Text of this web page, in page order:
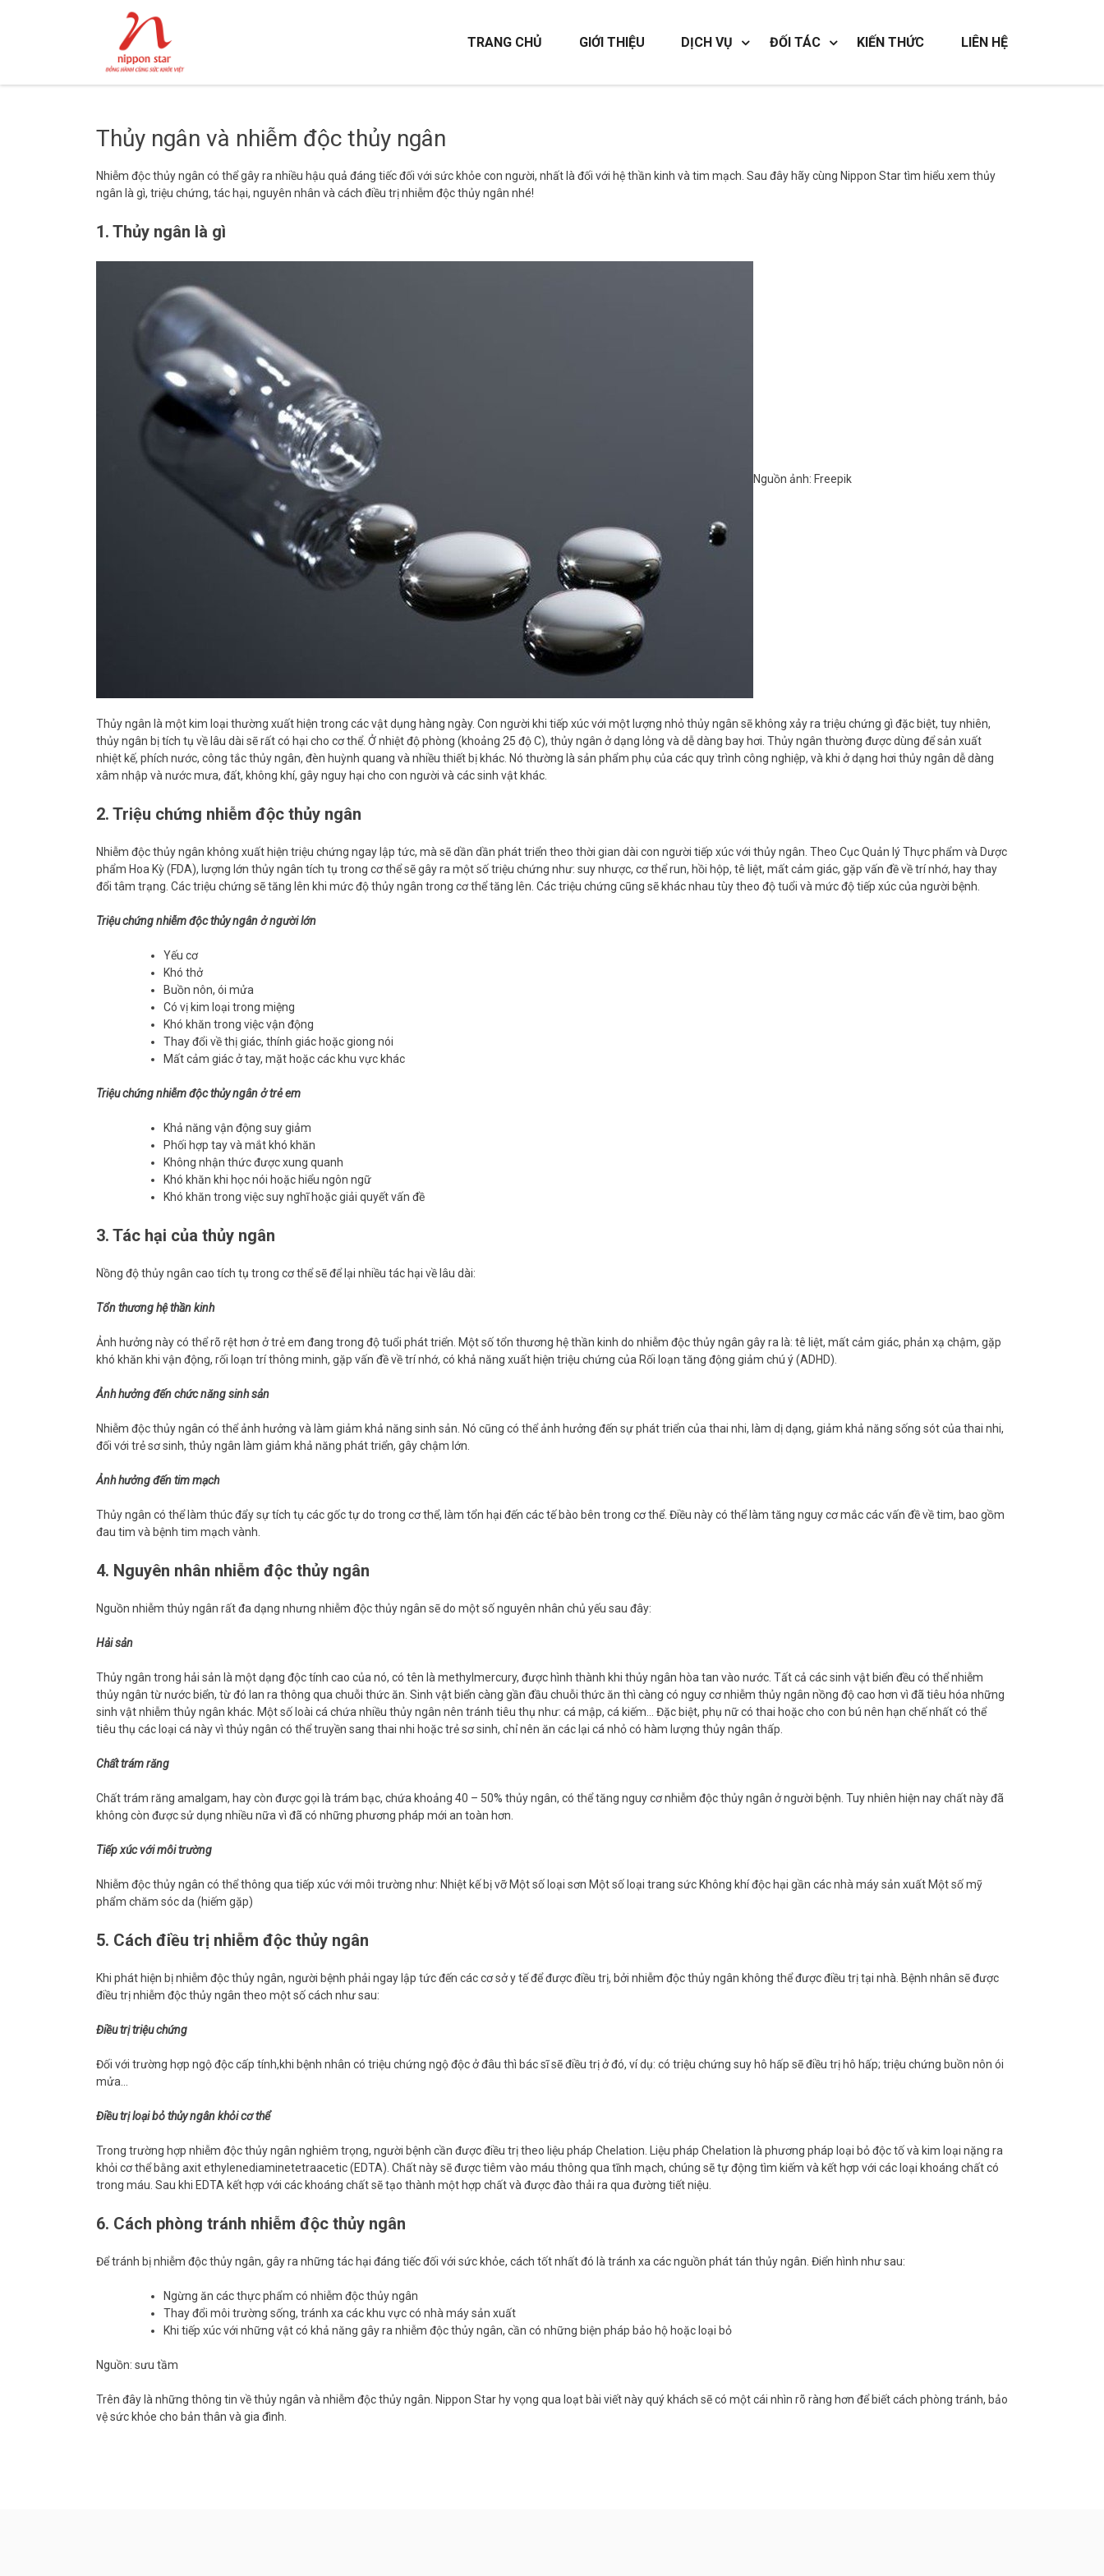
TRANG CHỦ GIỚI THIỆU DỊCH VỤ ĐỐI TÁC KIẾN THỨC LIÊN HỆ
Thủy ngân và nhiễm độc thủy ngân
Nhiễm độc thủy ngân có thể gây ra nhiều hậu quả đáng tiếc đối với sức khỏe con người, nhất là đối với hệ thần kinh và tim mạch. Sau đây hãy cùng Nippon Star tìm hiểu xem thủy
ngân là gì, triệu chứng, tác hại, nguyên nhân và cách điều trị nhiễm độc thủy ngân nhé!
1. Thủy ngân là gì
Nguồn ảnh: Freepik
Thủy ngân là một kim loại thường xuất hiện trong các vật dụng hàng ngày. Con người khi tiếp xúc với một lượng nhỏ thủy ngân sẽ không xảy ra triệu chứng gì đặc biệt, tuy nhiên,
thủy ngân bị tích tụ về lâu dài sẽ rất có hại cho cơ thể. Ở nhiệt độ phòng (khoảng 25 độ C), thủy ngân ở dạng lỏng và dễ dàng bay hơi. Thủy ngân thường được dùng để sản xuất
nhiệt kế, phích nước, công tắc thủy ngân, đèn huỳnh quang và nhiều thiết bị khác. Nó thường là sản phẩm phụ của các quy trình công nghiệp, và khi ở dạng hơi thủy ngân dễ dàng
xâm nhập và nước mưa, đất, không khí, gây nguy hại cho con người và các sinh vật khác.
2. Triệu chứng nhiễm độc thủy ngân
Nhiễm độc thủy ngân không xuất hiện triệu chứng ngay lập tức, mà sẽ dần dần phát triển theo thời gian dài con người tiếp xúc với thủy ngân. Theo Cục Quản lý Thực phẩm và Dược
phẩm Hoa Kỳ (FDA), lượng lớn thủy ngân tích tụ trong cơ thể sẽ gây ra một số triệu chứng như: suy nhược, cơ thể run, hồi hộp, tê liệt, mất cảm giác, gặp vấn đề về trí nhớ, hay thay
đổi tâm trạng. Các triệu chứng sẽ tăng lên khi mức độ thủy ngân trong cơ thể tăng lên. Các triệu chứng cũng sẽ khác nhau tùy theo độ tuổi và mức độ tiếp xúc của người bệnh.
Triệu chứng nhiễm độc thủy ngân ở người lớn
Yếu cơ
Khó thở
Buồn nôn, ói mửa
Có vị kim loại trong miệng
Khó khăn trong việc vận động
Thay đổi về thị giác, thính giác hoặc giong nói
Mất cảm giác ở tay, mặt hoặc các khu vực khác
Triệu chứng nhiễm độc thủy ngân ở trẻ em
Khả năng vận động suy giảm
Phối hợp tay và mắt khó khăn
Không nhận thức được xung quanh
Khó khăn khi học nói hoặc hiểu ngôn ngữ
Khó khăn trong việc suy nghĩ hoặc giải quyết vấn đề
3. Tác hại của thủy ngân
Nồng độ thủy ngân cao tích tụ trong cơ thể sẽ để lại nhiều tác hại về lâu dài:
Tổn thương hệ thần kinh
Ảnh hưởng này có thể rõ rệt hơn ở trẻ em đang trong độ tuổi phát triển. Một số tổn thương hệ thần kinh do nhiễm độc thủy ngân gây ra là: tê liệt, mất cảm giác, phản xạ chậm, gặp
khó khăn khi vận động, rối loạn trí thông minh, gặp vấn đề về trí nhớ, có khả năng xuất hiện triệu chứng của Rối loạn tăng động giảm chú ý (ADHD).
Ảnh hưởng đến chức năng sinh sản
Nhiễm độc thủy ngân có thể ảnh hưởng và làm giảm khả năng sinh sản. Nó cũng có thể ảnh hưởng đến sự phát triển của thai nhi, làm dị dạng, giảm khả năng sống sót của thai nhi,
đối với trẻ sơ sinh, thủy ngân làm giảm khả năng phát triển, gây chậm lớn.
Ảnh hưởng đến tim mạch
Thủy ngân có thể làm thúc đẩy sự tích tụ các gốc tự do trong cơ thể, làm tổn hại đến các tế bào bên trong cơ thể. Điều này có thể làm tăng nguy cơ mắc các vấn đề về tim, bao gồm
đau tim và bệnh tim mạch vành.
4. Nguyên nhân nhiễm độc thủy ngân
Nguồn nhiễm thủy ngân rất đa dạng nhưng nhiễm độc thủy ngân sẽ do một số nguyên nhân chủ yếu sau đây:
Hải sản
Thủy ngân trong hải sản là một dạng độc tính cao của nó, có tên là methylmercury, được hình thành khi thủy ngân hòa tan vào nước. Tất cả các sinh vật biển đều có thể nhiễm
thủy ngân từ nước biển, từ đó lan ra thông qua chuỗi thức ăn. Sinh vật biển càng gần đầu chuỗi thức ăn thì càng có nguy cơ nhiễm thủy ngân nồng độ cao hơn vì đã tiêu hóa những
sinh vật nhiễm thủy ngân khác. Một số loài cá chứa nhiều thủy ngân nên tránh tiêu thụ như: cá mập, cá kiếm… Đặc biệt, phụ nữ có thai hoặc cho con bú nên hạn chế nhất có thể
tiêu thụ các loại cá này vì thủy ngân có thể truyền sang thai nhi hoặc trẻ sơ sinh, chỉ nên ăn các lại cá nhỏ có hàm lượng thủy ngân thấp.
Chất trám răng
Chất trám răng amalgam, hay còn được gọi là trám bạc, chứa khoảng 40 – 50% thủy ngân, có thể tăng nguy cơ nhiễm độc thủy ngân ở người bệnh. Tuy nhiên hiện nay chất này đã
không còn được sử dụng nhiều nữa vì đã có những phương pháp mới an toàn hơn.
Tiếp xúc với môi trường
Nhiễm độc thủy ngân có thể thông qua tiếp xúc với môi trường như: Nhiệt kế bị vỡ Một số loại sơn Một số loại trang sức Không khí độc hại gần các nhà máy sản xuất Một số mỹ
phẩm chăm sóc da (hiếm gặp)
5. Cách điều trị nhiễm độc thủy ngân
Khi phát hiện bị nhiễm độc thủy ngân, người bệnh phải ngay lập tức đến các cơ sở y tế để được điều trị, bởi nhiễm độc thủy ngân không thể được điều trị tại nhà. Bệnh nhân sẽ được
điều trị nhiễm độc thủy ngân theo một số cách như sau:
Điều trị triệu chứng
Đối với trường hợp ngộ độc cấp tính,khi bệnh nhân có triệu chứng ngộ độc ở đâu thì bác sĩ sẽ điều trị ở đó, ví dụ: có triệu chứng suy hô hấp sẽ điều trị hô hấp; triệu chứng buồn nôn ói
mửa…
Điều trị loại bỏ thủy ngân khỏi cơ thể
Trong trường hợp nhiễm độc thủy ngân nghiêm trọng, người bệnh cần được điều trị theo liệu pháp Chelation. Liệu pháp Chelation là phương pháp loại bỏ độc tố và kim loại nặng ra
khỏi cơ thể bằng axit ethylenediaminetetraacetic (EDTA). Chất này sẽ được tiêm vào máu thông qua tĩnh mạch, chúng sẽ tự động tìm kiếm và kết hợp với các loại khoáng chất có
trong máu. Sau khi EDTA kết hợp với các khoáng chất sẽ tạo thành một hợp chất và được đào thải ra qua đường tiết niệu.
6. Cách phòng tránh nhiễm độc thủy ngân
Để tránh bị nhiễm độc thủy ngân, gây ra những tác hại đáng tiếc đối với sức khỏe, cách tốt nhất đó là tránh xa các nguồn phát tán thủy ngân. Điển hình như sau:
Ngừng ăn các thực phẩm có nhiễm độc thủy ngân
Thay đổi môi trường sống, tránh xa các khu vực có nhà máy sản xuất
Khi tiếp xúc với những vật có khả năng gây ra nhiễm độc thủy ngân, cần có những biện pháp bảo hộ hoặc loại bỏ
Nguồn: sưu tầm
Trên đây là những thông tin về thủy ngân và nhiễm độc thủy ngân. Nippon Star hy vọng qua loạt bài viết này quý khách sẽ có một cái nhìn rõ ràng hơn để biết cách phòng tránh, bảo
vệ sức khỏe cho bản thân và gia đình.